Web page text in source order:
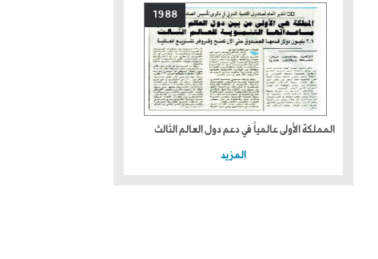
1988
المملكة الأولى عالمياً في دعم دول العالم الثالث
المزيد